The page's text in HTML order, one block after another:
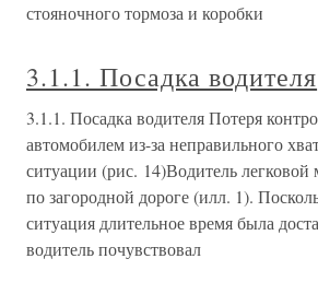
стояночного тормоза и коробки
3.1.1. Посадка водителя
3.1.1. Посадка водителя Потеря
автомобилем из-за неправильного
ситуации (рис. 14)Водитель
по загородной дороге (илл. 1).
ситуация длительное время была
водитель почувствовал